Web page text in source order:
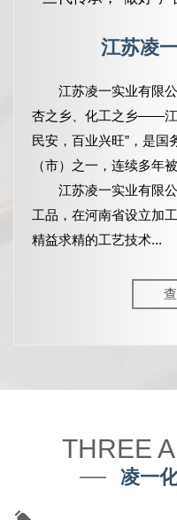
江苏凌
江苏凌一实业有限公
杏之乡、化工之乡——江
民安，百业兴旺”，是国
（市）之一，连续多年
江苏凌一实业有限公
工品，在河南省设立加
精益求精的工艺技术...
THREE
凌一